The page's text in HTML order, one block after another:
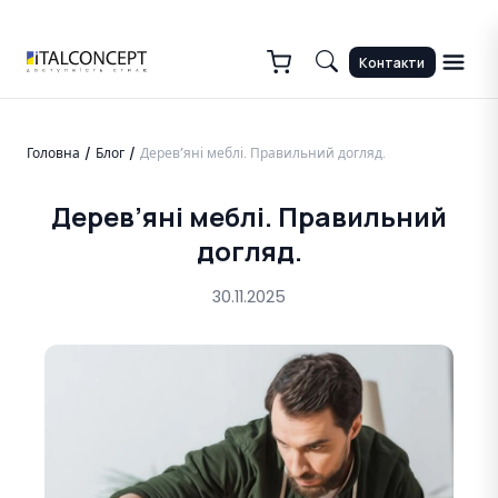
Контакти
Головна / Блог / Дерев’яні меблі. Правильний догляд.
Дерев’яні меблі. Правильний
догляд.
30.11.2025